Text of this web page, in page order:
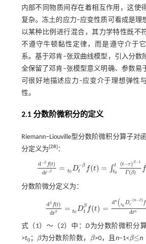
内部不同物质间存在着相互作用，这使
复杂。冻土的应力‒应变性质可看成是理
以某种比例进行混合，其力学特性既不
不遵守牛顿黏性定律，而是遵守介于
系。基于邓肯‒张双曲线模型，引入分数
全保留了邓肯‒张模型意义明确、参数易
可很好地描述应力‒应变介于理想弹性
性。
2.1 分数阶微积分的定义
Riemann‒Liouville型分数阶微积分算子对
分定义为 28 ：
d−β f(t)
dt−β = D
t0
−β
t
f(t) = ∫ t
t0
(t−τ)β−1
Γ (β)
f
d-βf(t)d t-β =Dt0t - βf(t)=∫ t0 t-τ )β-1Γ(β)f(τ
分数阶微分定义为：
dβ f(t)
dtβ = D
t0
β
t f(t) =
dn (t0
D
−(n−β)
t f
dtn
dβf(t)d tβ=Dt0t βf(t) = dnt 0Dt-(n-β)f(t)
式（ 1）～（2）中：D为分数阶微积分算
>t0； β
β为分数阶阶数， β
β>0，且n‒1<β
β≤
≤ n